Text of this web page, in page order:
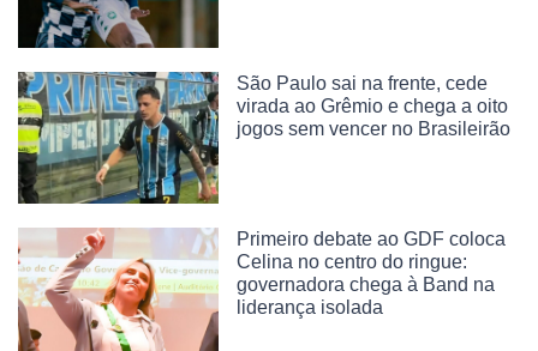
São Paulo sai na frente, cede
virada ao Grêmio e chega a oito
jogos sem vencer no Brasileirão
Primeiro debate ao GDF coloca
Celina no centro do ringue:
governadora chega à Band na
liderança isolada